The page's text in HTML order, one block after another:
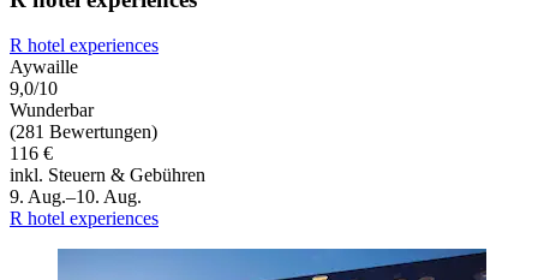
R hotel experiences
Aywaille
9,0/10
Wunderbar
(281 Bewertungen)
116 €
inkl. Steuern & Gebühren
9. Aug.–10. Aug.
R hotel experiences